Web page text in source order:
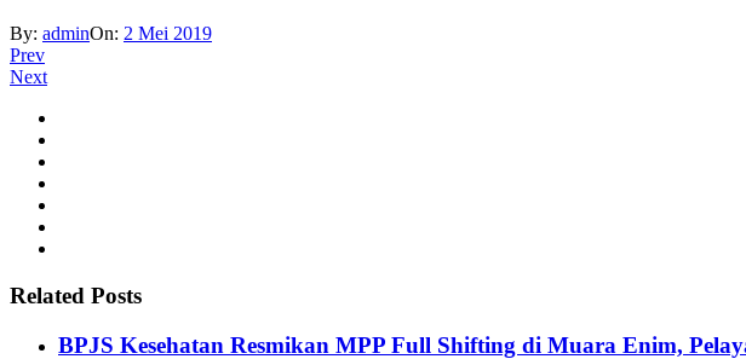
By: adminOn: 2 Mei 2019
Prev
Next
Related Posts
BPJS Kesehatan Resmikan MPP Full Shifting di Muara Enim,